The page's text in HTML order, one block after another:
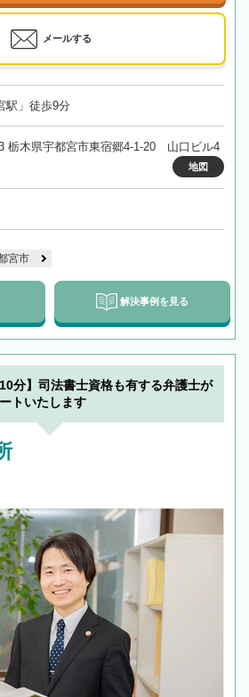
メールする
駅」徒歩9分
栃木県宇都宮市東宿郷4-1-20 山口ビル4
地図
宮市
解決事例を見る
分】司法書士資格も有する弁護士が
トいたします